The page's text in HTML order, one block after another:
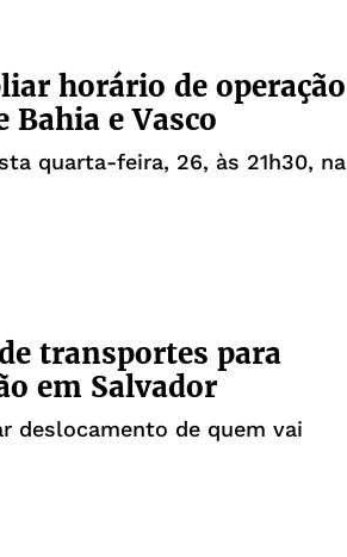
horário de operação
e Vasco
quarta-feira, 26, às 21h30, na
transportes para
em Salvador
deslocamento de quem vai